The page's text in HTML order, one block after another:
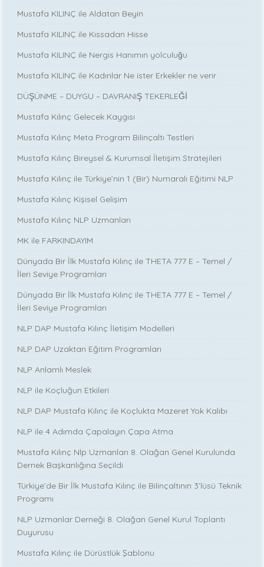
Mustafa KILINÇ ile Aldatan Beyin
Mustafa KILINÇ ile Kıssadan Hisse
Mustafa KILINÇ ile Nergis Hanımın yolculuğu
Mustafa KILINÇ ile Kadınlar Ne ister Erkekler ne verir
DÜŞÜNME – DUYGU – DAVRANIŞ TEKERLEĞİ
Mustafa Kılınç Gelecek Kaygısı
Mustafa Kılınç Meta Program Bilinçaltı Testleri
Mustafa Kılınç Bireysel & Kurumsal İletişim Stratejileri
Mustafa Kılınç ile Türkiye’nin 1 (Bir) Numaralı Eğitimi NLP
Mustafa Kılınç Kişisel Gelişim
Mustafa Kılınç NLP Uzmanları
MK ile FARKINDAYIM
Dünyada Bir İlk Mustafa Kılınç ile THETA 777 E – Temel /
İleri Seviye Programları
Dünyada Bir İlk Mustafa Kılınç ile THETA 777 E – Temel /
İleri Seviye Programları
NLP DAP Mustafa Kılınç İletişim Modelleri
NLP DAP Uzaktan Eğitim Programları
NLP Anlamlı Meslek
NLP ile Koçluğun Etkileri
NLP DAP Mustafa Kılınç ile Koçlukta Mazeret Yok Kalıbı
NLP ile 4 Adımda Çapalayın Çapa Atma
Mustafa Kılınç Nlp Uzmanları 8. Olağan Genel Kurulunda
Dernek Başkanlığına Seçildi
Türkiye’de Bir İlk Mustafa Kılınç ile Bilinçaltının 3’lüsü Teknik
Programı
NLP Uzmanlar Derneği 8. Olağan Genel Kurul Toplantı
Duyurusu
Mustafa Kılınç ile Dürüstlük Şablonu